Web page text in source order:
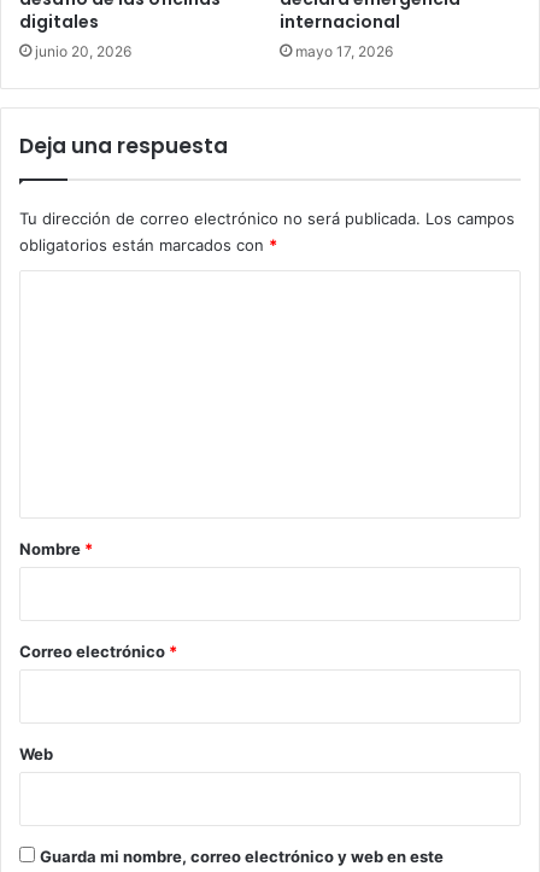
digitales
junio 20, 2026
internacional
mayo 17, 2026
Deja una respuesta
Tu dirección de correo electrónico no será publicada. Los campos
obligatorios están marcados con *
r
*
Nombre *
Correo electrónico *
Web
Guarda mi nombre, correo electrónico y web en este